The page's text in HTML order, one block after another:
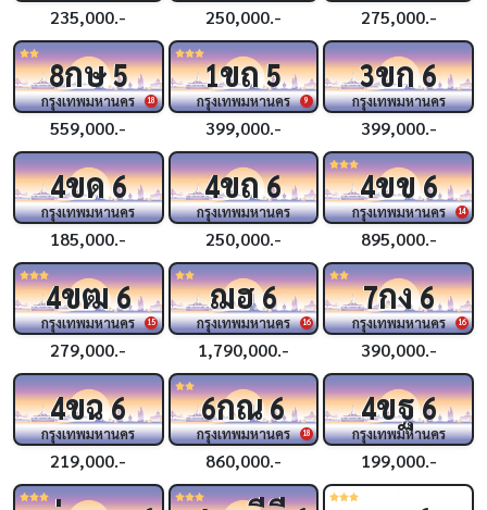
235,000.- 250,000.- 275,000.-
18
8กษ5
กรุงเทพมหานคร
559,000.-
9
1ขถ5
กรุงเทพมหานคร
399,000.-
3ขก6
กรุงเทพมหานคร
399,000.-
4ขด6
กรุงเทพมหานคร
185,000.-
4ขถ6
กรุงเทพมหานคร
250,000.-
14
4ขข6
กรุงเทพมหานคร
895,000.-
15
4ขฒ6
กรุงเทพมหานคร
279,000.-
16
ฌฮ6
กรุงเทพมหานคร
1,790,000.-
16
7กง6
กรุงเทพมหานคร
390,000.-
4ขฉ6
กรุงเทพมหานคร
219,000.-
18
6กณ6
กรุงเทพมหานคร
860,000.-
4ขฐ6
กรุงเทพมหานคร
199,000.-